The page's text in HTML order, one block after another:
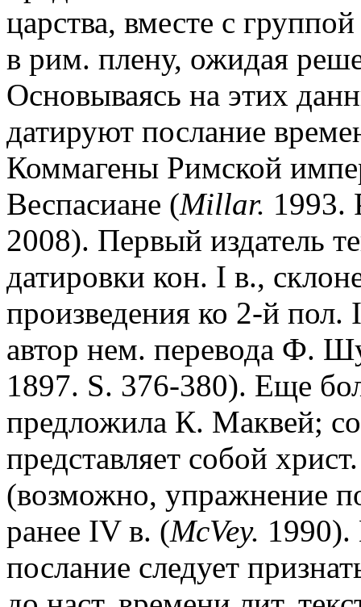
царства, вместе с
в рим. плену, ожидая
Основываясь на этих
датируют послание
Коммагены Римской
Веспасиане (Millar. 1993.
2008). Первый издатель
датировки кон. I в.,
произведения ко 2-й пол.
автор нем. перевода Ф.
1897. S. 376-380). Еще
предложила К. Маквей;
представляет собой
(возможно, упражнение
ранее IV в. (McVey. 1990).
послание следует